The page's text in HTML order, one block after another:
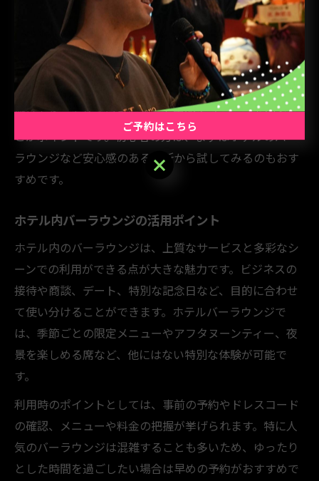
は季節限定のカクテルや本格的なワインも用意されてお
り、ドリンクを通じて新たな発見やリフレッシュができ
るのも魅力です。
リラックス効果を最大限に得るには、混雑する時間帯を
避けたり、自分の好みに合った空間やメニューを選ぶこ
とがポイントです。初心者の方は、まずはホテルのバー
ラウンジなど安心感のある場所から試してみるのもおす
すめです。
ホテル内バーラウンジの活用ポイント
ホテル内のバーラウンジは、上質なサービスと多彩なシ
ーンでの利用ができる点が大きな魅力です。ビジネスの
接待や商談、デート、特別な記念日など、目的に合わせ
て使い分けることができます。ホテルバーラウンジで
は、季節ごとの限定メニューやアフタヌーンティー、夜
景を楽しめる席など、他にはない特別な体験が可能で
す。
利用時のポイントとしては、事前の予約やドレスコード
の確認、メニューや料金の把握が挙げられます。特に人
気のバーラウンジは混雑することも多いため、ゆったり
とした時間を過ごしたい場合は早めの予約がおすすめで
ご予約はこちら
ご予約はこちら